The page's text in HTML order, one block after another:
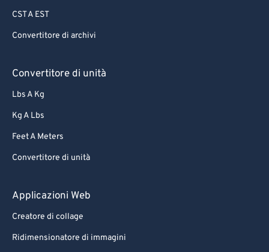
CST A EST
Convertitore di archivi
Convertitore di unità
Lbs A Kg
Kg A Lbs
Feet A Meters
Convertitore di unità
Applicazioni Web
Creatore di collage
Ridimensionatore di immagini